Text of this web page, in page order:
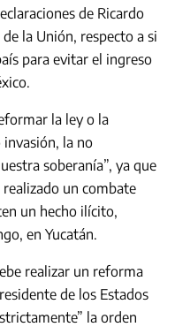
de Ricardo
la Unión, respecto a si
para evitar el ingreso
la ley o la
la no
soberanía”, ya que
un combate
un hecho ilícito,
en Yucatán.
realizar un reforma
de los Estados
la orden